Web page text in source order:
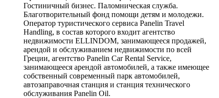
Гостиничный бизнес. Паломническая служба.
Благотворительный фонд помощи детям и молодежи.
Оператор туристического сервиса Panelin Travel
Handling, в состав которого входит агентство
недвижимости ELLINDOM, занимающееся продажей,
арендой и обслуживанием недвижимости по всей
Греции, агентство Panelin Car Rental Service,
занимающееся арендой автомобилей, а также имеющее
собственный современный парк автомобилей,
автозаправочная станция и станция технического
обслуживания Panelin Oil.